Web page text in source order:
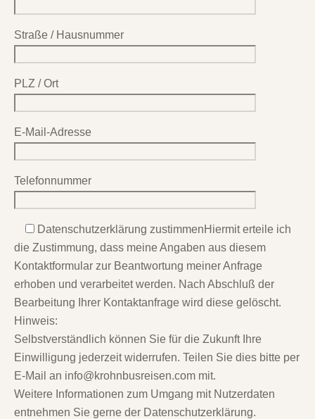
Straße / Hausnummer
PLZ / Ort
E-Mail-Adresse
Telefonnummer
Datenschutzerklärung zustimmenHiermit erteile ich
die Zustimmung, dass meine Angaben aus diesem
Kontaktformular zur Beantwortung meiner Anfrage
erhoben und verarbeitet werden. Nach Abschluß der
Bearbeitung Ihrer Kontaktanfrage wird diese gelöscht.
Hinweis:
Selbstverständlich können Sie für die Zukunft Ihre
Einwilligung jederzeit widerrufen. Teilen Sie dies bitte per
E-Mail an info@krohnbusreisen.com mit.
Weitere Informationen zum Umgang mit Nutzerdaten
entnehmen Sie gerne der Datenschutzerklärung.